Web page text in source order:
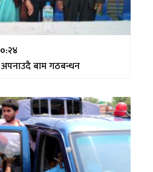
अपनाउदै बाम गठबन्धन